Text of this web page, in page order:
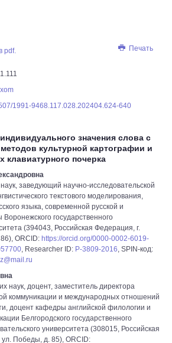
Печать
pdf.
1991-9468.117.028.202404.624-­640
значения слова с
культурной картографии и
клавиатурного почерка
заведующий научно­-исследовательской
текстового моделирования,
языка, современной русской и
государственного
(394043, Российская Федерация, г.
ORCID: https://orcid.org/0000-0002-6019-
, Researcher ID: P-3809-2016, SPIN-код:
наук, доцент, заместитель директора
коммуникации и международных отношений
доцент кафедры английской филологии и
Белгородского государственного
университета (308015, Российская
Победы, д. 85), ORCID: